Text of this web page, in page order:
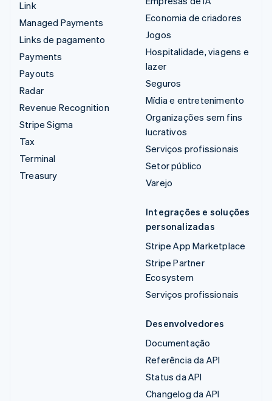
Link
Managed Payments
Links de pagamento
Payments
Payouts
Radar
Revenue Recognition
Stripe Sigma
Tax
Terminal
Treasury
Economia de criadores
Jogos
Hospitalidade, viagens e
lazer
Seguros
Mídia e entretenimento
Organizações sem fins
lucrativos
Serviços profissionais
Setor público
Varejo
Integrações e soluções
personalizadas
Stripe App Marketplace
Stripe Partner
Ecosystem
Serviços profissionais
Desenvolvedores
Documentação
Referência da API
Status da API
Changelog da API